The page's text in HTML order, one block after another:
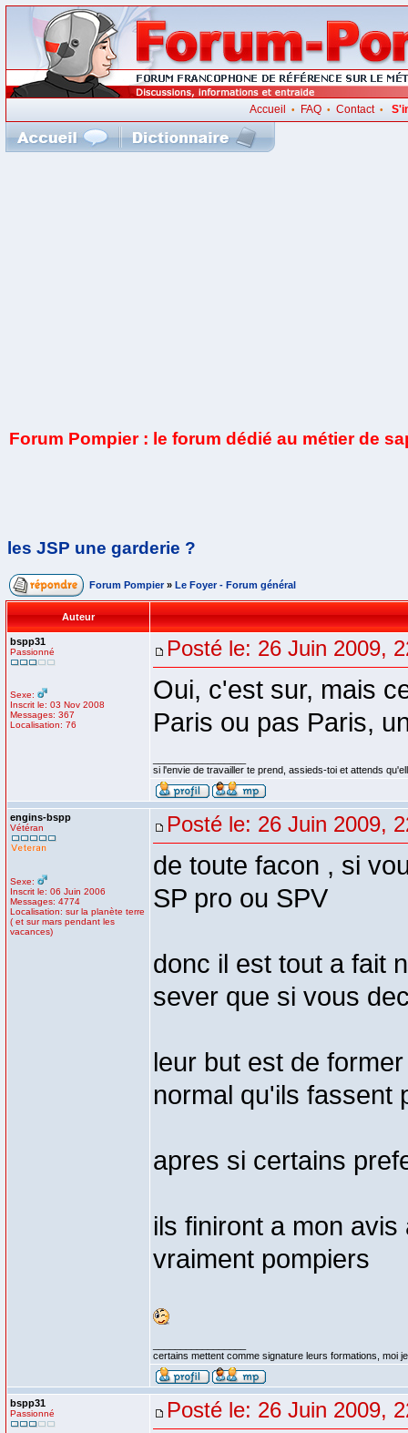
Accueil • FAQ• Contact•
Forum Pompier : le forum dédié au métier de
les JSP une garderie ?
Forum Pompier » Le Foyer - Forum général
Auteur
bspp31
Passionné
Sexe:
Inscrit le: 03 Nov 2008
Messages: 367
Localisation: 76
Posté le: 26 Juin 2009,
Oui, c'est sur, mais
Paris ou pas Paris,
si l'envie de travailler te prend, assieds-toi et attends
engins-bspp
Vétéran
Sexe:
Inscrit le: 06 Juin 2006
Messages: 4774
Localisation: sur la planète terre
( et sur mars pendant les
vacances)
Posté le: 26 Juin 2009,
de toute facon , si
SP pro ou SPV
donc il est tout a fait
sever que si vous
leur but est de
normal qu'ils fassent
apres si certains
ils finiront a mon
vraiment pompiers
certains mettent comme signature leurs formations, moi
bspp31
Passionné Posté le: 26 Juin 2009,